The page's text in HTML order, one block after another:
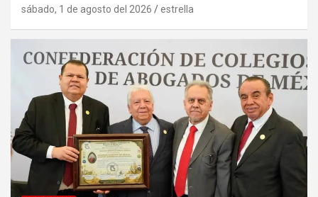
sábado, 1 de agosto del 2026 estrella